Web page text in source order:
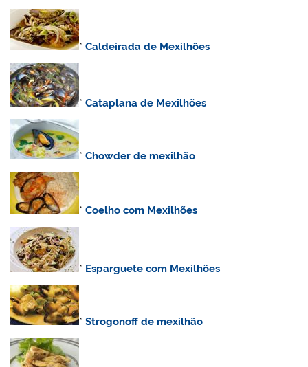
*Caldeirada de Mexilhões
*Cataplana de Mexilhões
*Chowder de mexilhão
*Coelho com Mexilhões
* Esparguete com Mexilhões
*Strogonoff de mexilhão